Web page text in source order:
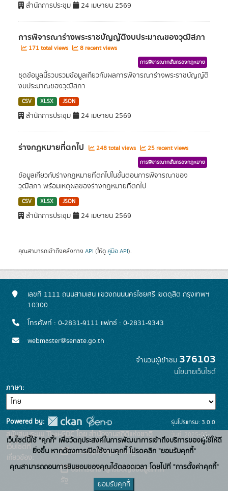
สำนักการประชุม 24 เมษายน 2569
การพิจารณาร่างพระราชบัญญัติงบประมาณของวุฒิสภา
171 total views 8 recent views
การพิจารณากลั่นกรองกฎหมาย
ชุดข้อมูลนี้รวบรวมข้อมูลเกี่ยวกับผลการพิจารณาร่างพระราชบัญญัติ
งบประมาณของวุฒิสภา
CSV XLSX JSON
สำนักการประชุม 24 เมษายน 2569
ร่างกฏหมายที่ตกไป 248 total views 25 recent views
การพิจารณากลั่นกรองกฎหมาย
ข้อมูลเกี่ยวกับร่างกฎหมายที่ตกไปในขั้นตอนการพิจารณาของ
วุฒิสภา พร้อมเหตุผลของร่างกฏหมายที่ตกไป
CSV XLSX JSON
สำนักการประชุม 24 เมษายน 2569
คุณสามารถเข้าถึงคลังทาง API (ให้ดู คู่มือ API).
เลขที่ 1111 ถนนสามเสน แขวงถนนนครไชยศรี เขตดุสิต กรุงเทพฯ
10300
โทรศัพท์ : 0-2831-9111 แฟกซ์ : 0-2831-9343
webmaster@senate.go.th
จำนวนผู้เข้าชม 376103
นโยบายเว็บไซต์
ภาษา
Powered by:
สนับสนุนระบบ Thai-GDC โดย สำนักงานสถิติแห่งชาติ
เว็บไซต์ที่
เกี่ยวข้อง:
ระบบบัญชีข้อมูลภาครัฐ
บริการนามานุกรมบัญชีข้อมูลภาค
รุ่นโปรแกรม: 3.0.0
วันที่: 2025-05-
30
เว็บไซต์นี้ใช้ "คุกกี้" เพื่อวัตถุประสงค์ในการพัฒนาการเข้าถึงบริการของผู้ใช้ให้ดี
ยิ่งขึ้น หากต้องการเปิดใช้งานคุกกี้ โปรดคลิก "ยอมรับคุกกี้"
คุณสามารถถอนการยินยอมของคุณได้ตลอดเวลา โดยไปที่ "การตั้งค่าคุกกี้"
ยอมรับคุกกี้
x